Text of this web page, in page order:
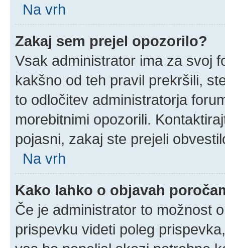
Na vrh
Zakaj sem prejel opozorilo?
Vsak administrator ima za svoj
kakšno od teh pravil prekršili,
to odločitev administratorja
morebitnimi opozorili.
pojasni, zakaj ste prejeli
Na vrh
Kako lahko o objavah
Če je administrator to možnost
prispevku videti poleg